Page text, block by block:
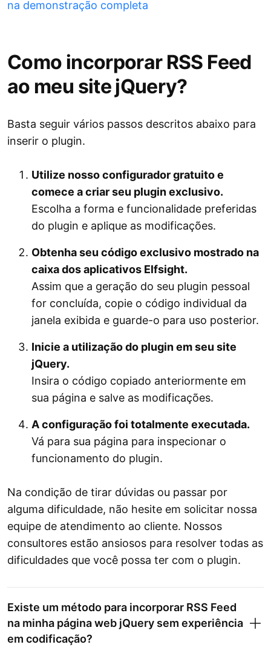
na demonstração completa
Como incorporar RSS Feed
ao meu site jQuery?
Basta seguir vários passos descritos abaixo para
inserir o plugin.
Utilize nosso configurador gratuito e
comece a criar seu plugin exclusivo.
Escolha a forma e funcionalidade preferidas
do plugin e aplique as modificações.
Obtenha seu código exclusivo mostrado na
caixa dos aplicativos Elfsight.
Assim que a geração do seu plugin pessoal
for concluída, copie o código individual da
janela exibida e guarde-o para uso posterior.
Inicie a utilização do plugin em seu site
jQuery.
Insira o código copiado anteriormente em
sua página e salve as modificações.
A configuração foi totalmente executada.
Vá para sua página para inspecionar o
funcionamento do plugin.
Na condição de tirar dúvidas ou passar por
alguma dificuldade, não hesite em solicitar nossa
equipe de atendimento ao cliente. Nossos
consultores estão ansiosos para resolver todas as
dificuldades que você possa ter com o plugin.
Existe um método para incorporar RSS Feed
na minha página web jQuery sem experiência
em codificação?